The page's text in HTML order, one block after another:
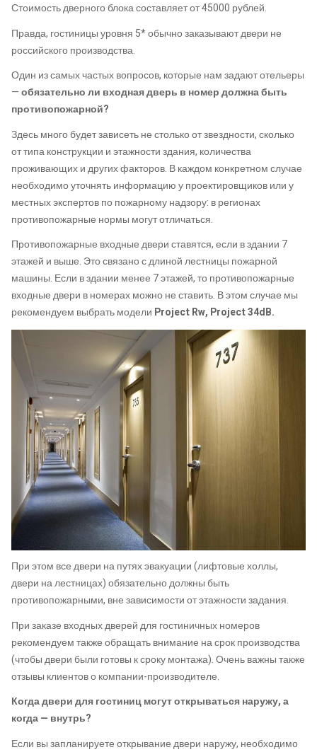
Стоимость дверного блока составляет от 45000 рублей.
Правда, гостиницы уровня 5* обычно заказывают двери не
российского производства.
Один из самых частых вопросов, которые нам задают отельеры
—обязательно ли входная дверь в номердолжна быть
противопожарной?
Здесь много будет зависеть не столько от звездности, сколько
от типа конструкции и этажности здания, количества
проживающих и других факторов. В каждом конкретном случае
необходимо уточнять информацию у проектировщиков или у
местных экспертов по пожарному надзору: в регионах
противопожарные нормы могут отличаться.
Противопожарные входные двери ставятся, если в здании 7
этажей и выше. Это связано с длиной лестницы пожарной
машины. Если в здании менее 7 этажей, то противопожарные
входные двери в номерах можно не ставить. В этом случае мы
рекомендуем выбрать модели Project Rw, Project 34dB.
При этом все двери на путях эвакуации (лифтовые холлы,
двери на лестницах) обязательно должны быть
противопожарными, вне зависимости от этажности задания.
При заказе входных дверей для гостиничных номеров
рекомендуем также обращать внимание на срок производства
(чтобы двери были готовы к сроку монтажа). Очень важны также
отзывы клиентов о компании-производителе.
Когдадвери для гостиницмогут открываться наружу, а
когда — внутрь?
Если вы запланируете открывание двери наружу, необходимо